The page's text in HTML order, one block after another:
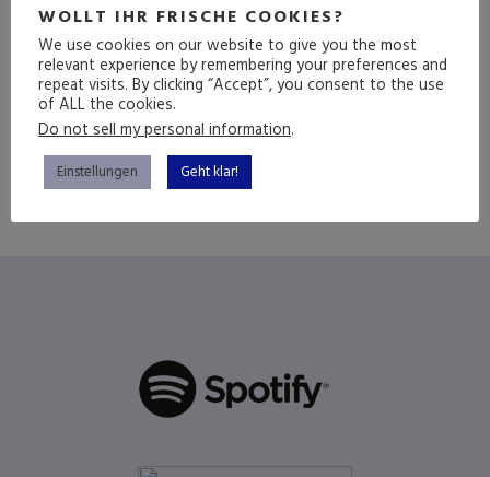
FOLGE
(mehr …)
WOLLT IHR FRISCHE COOKIES?
We use cookies on our website to give you the most
relevant experience by remembering your preferences and
repeat visits. By clicking “Accept”, you consent to the use
of ALL the cookies.
Do not sell my personal information.
Einstellungen Geht klar!